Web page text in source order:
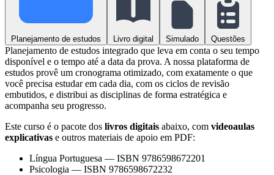
Planejamento de estudos Livro digital Simulado Questões
Planejamento de estudos integrado que leva em conta o seu tempo
disponível e o tempo até a data da prova. A nossa plataforma de
estudos provê um cronograma otimizado, com exatamente o que
você precisa estudar em cada dia, com os ciclos de revisão
embutidos, e distribui as disciplinas de forma estratégica e
acompanha seu progresso.
Este curso é o pacote dos livros digitais abaixo, com videoaulas
explicativas e outros materiais de apoio em PDF:
Língua Portuguesa — ISBN 9786598672201
Psicologia — ISBN 9786598672232